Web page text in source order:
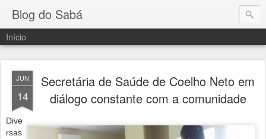
Blog do Sabá
Início
JUN
14
Secretária de Saúde de Coelho Neto em
diálogo constante com a comunidade
Dive
rsas